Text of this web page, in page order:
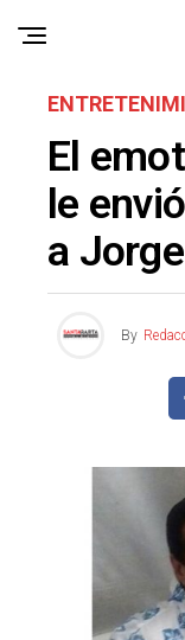
El
le
a
By